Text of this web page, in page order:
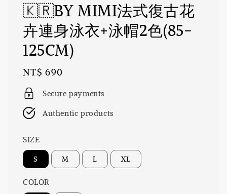
🇰🇷BY MIMI法式復古花
卉連身泳衣+泳帽2色(85-
125CM)
Regular
price
NT$ 690
Secure payments
Authentic products
SIZE
S M L XL
COLOR